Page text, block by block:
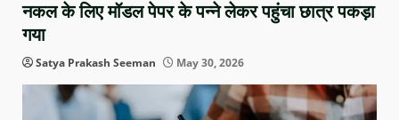
नकल के लिए मॉडल पेपर के पन्ने लेकर पहुंचा छात्र पकड़ा
गया
Satya Prakash Seeman May 30, 2026